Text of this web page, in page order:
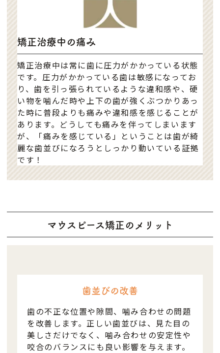
矯正治療中の痛み
矯正治療中は常に歯に圧力がかかっている状態
です。圧力がかかっている歯は敏感になってお
り、歯を引っ張られているような違和感や、硬
い物を噛んだ時や上下の歯が強くぶつかりあっ
た時に普段よりも痛みや違和感を感じることが
あります。どうしても痛みを伴ってしまいます
が、「痛みを感じている」ということは歯が綺
麗な歯並びになろうとしっかり動いている証拠
です！
マウスピース矯正のメリット
歯並びの改善
歯の不正な位置や隙間、噛み合わせの問題
を改善します。正しい歯並びは、見た目の
美しさだけでなく、噛み合わせの安定性や
咬合のバランスにも良い影響を与えます。